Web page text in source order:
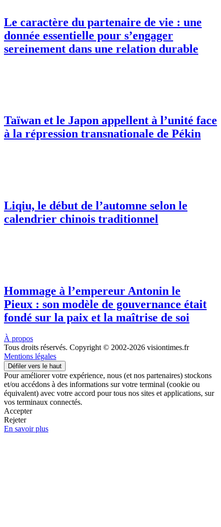
Le caractère du partenaire de vie : une
donnée essentielle pour s’engager
sereinement dans une relation durable
Taïwan et le Japon appellent à l’unité face
à la répression transnationale de Pékin
Liqiu, le début de l’automne selon le
calendrier chinois traditionnel
Hommage à l’empereur Antonin le
Pieux : son modèle de gouvernance était
fondé sur la paix et la maîtrise de soi
À propos
Tous droits réservés. Copyright © 2002-2026 visiontimes.fr
Mentions légales
Défiler vers le haut
Pour améliorer votre expérience, nous (et nos partenaires) stockons
et/ou accédons à des informations sur votre terminal (cookie ou
équivalent) avec votre accord pour tous nos sites et applications, sur
vos terminaux connectés.
Accepter
Rejeter
En savoir plus